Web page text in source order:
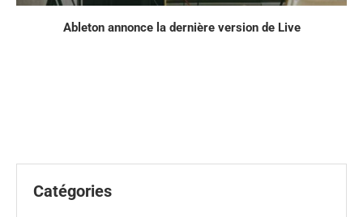
Ableton annonce la dernière version de Live
Catégories